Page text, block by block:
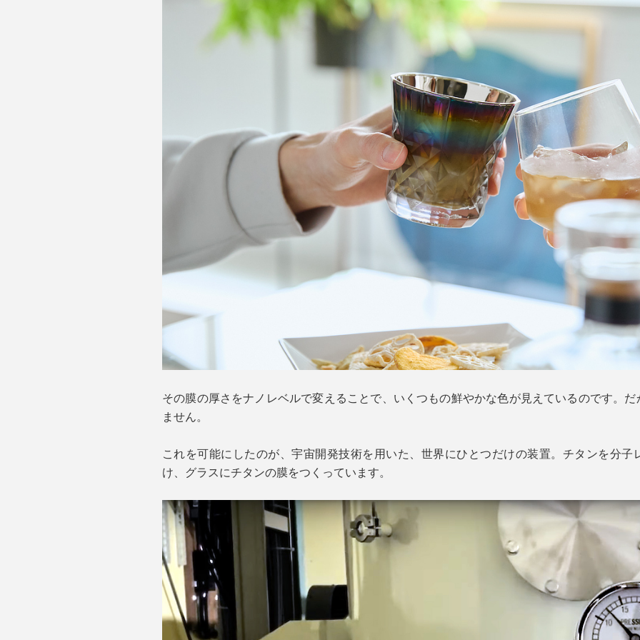
その膜の厚さをナノレベルで変えることで、いくつもの鮮やかな色が見えているのです。
ません。
これを可能にしたのが、宇宙開発技術を用いた、世界にひとつだけの装置。チタンを分
け、グラスにチタンの膜をつくっています。